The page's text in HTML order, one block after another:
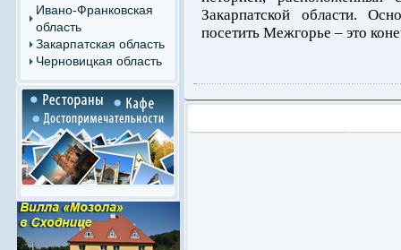
Ивано-Франковская
область
Закарпатская область
Черновицкая область
Закарпатской области.
посетить Межгорье – это